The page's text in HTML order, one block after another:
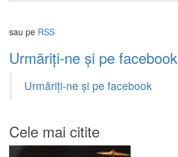
sau pe RSS
Urmăriți-ne și pe facebook
Urmăriți-ne și pe facebook
Cele mai citite